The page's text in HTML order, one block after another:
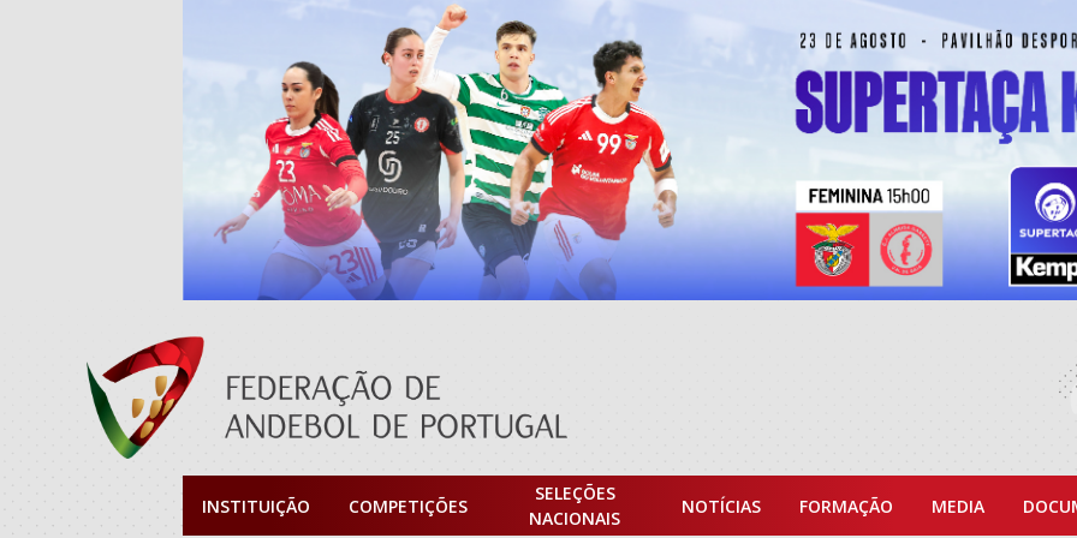
INSTITUIÇÃO COMPETIÇÕES
SELEÇÕES
NACIONAIS
NOTÍCIAS FORMAÇÃO MEDIA